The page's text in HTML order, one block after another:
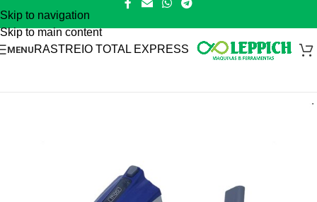
Skip to navigation
Skip to main content
MENU RASTREIO TOTAL EXPRESS